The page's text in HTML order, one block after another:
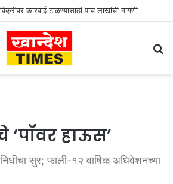
कारवाई टाळण्यासाठी पाच लाखांची मागणी
हाऊस’
सुर; फाली-१२ वार्षिक अधिवेशनच्या